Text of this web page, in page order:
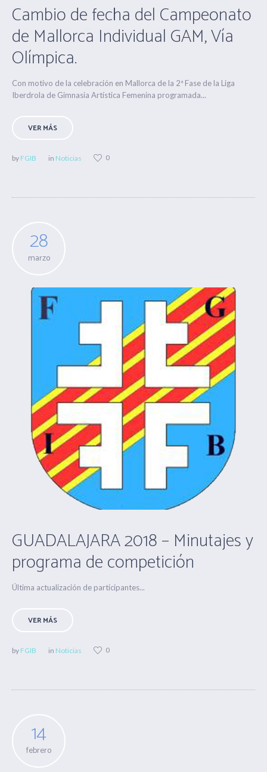
Cambio de fecha del Campeonato
de Mallorca Individual GAM, Vía
Olímpica.
Con motivo de la celebración en Mallorca de la 2ª Fase de la Liga
Iberdrola de Gimnasia Artística Femenina programada...
VER MÁS
by FGIB in Noticias 0
28
marzo
GUADALAJARA 2018 – Minutajes y
programa de competición
Última actualización de participantes...
VER MÁS
by FGIB in Noticias 0
14
febrero